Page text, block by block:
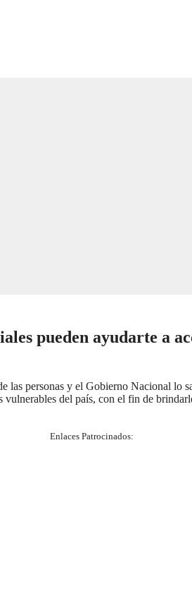
pueden ayudarte a
las personas y el Gobierno Nacional lo
del país, con el fin de
Enlaces Patrocinados: